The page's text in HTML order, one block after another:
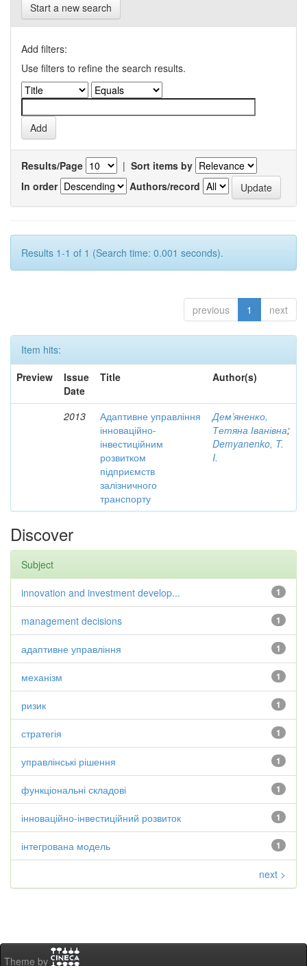
Start a new search
Add filters:
Use filters to refine the search results.
Results/Page | Sort items by
In order
Authors/record
Results 1-1 of 1 (Search time: 0.001 seconds).
previous 1 next
Item hits:
Preview
Issue
Date
Title Author(s)
2013
Адаптивне управління
інноваційно-
інвестиційним
розвитком
підприємств
залізничного
транспорту
Дем’яненко,
Тетяна Іванівна;
Demyanenko, T.
I.
Discover
Subject
1
innovation and investment develop...
1
management decisions
1
адаптивне управління
1
механізм
1
ризик
1
стратегія
1
управлінські рішення
1
функціональні складові
1
інноваційно-інвестиційний розвиток
1
інтегрована модель
next >
Theme by